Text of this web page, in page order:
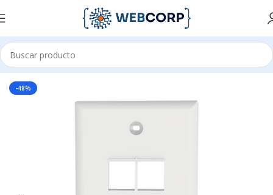
Inicio REDES CABLEADO ESTRUCTURADO FACEPLATES
-48%